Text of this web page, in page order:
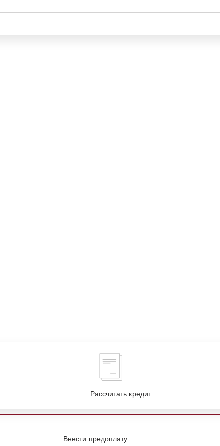
Рассчитать кредит
Внести предоплату